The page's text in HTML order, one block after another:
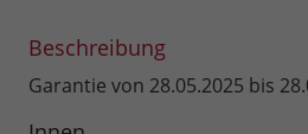
Beschreibung
Garantie von 28.05.2025 bis